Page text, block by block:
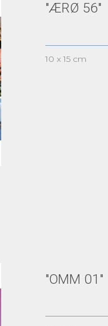
"ÆRØ 56"
10 x 15 cm
"OMM 01"